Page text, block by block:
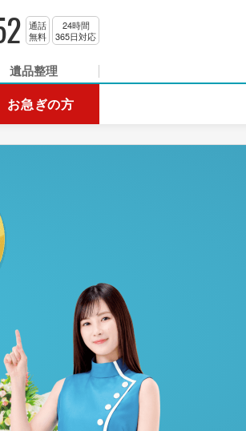
通話
無料
24時間
365日対応
遺品整理
お急ぎの方